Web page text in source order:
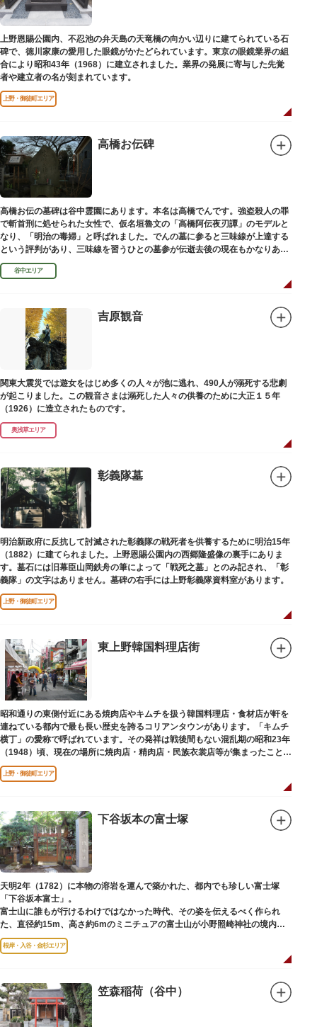
上野恩賜公園内、不忍池の弁天島の天竜橋の向かい辺りに建てられている石
碑で、徳川家康の愛用した眼鏡がかたどられています。東京の眼鏡業界の組
合により昭和43年（1968）に建立されました。業界の発展に寄与した先覚
者や建立者の名が刻まれています。
上野・御徒町エリア
高橋お伝碑
高橋お伝の墓碑は谷中霊園にあります。本名は高橋でんです。強盗殺人の罪
で斬首刑に処せられた女性で、仮名垣魯文の「高橋阿伝夜刃譚」のモデルと
なり、「明治の毒婦」と呼ばれました。でんの墓に参ると三味線が上達する
という評判があり、三味線を習うひとの墓参が伝逝去後の現在もかなりある
といわれています。
谷中エリア
吉原観音
関東大震災では遊女をはじめ多くの人々が池に逃れ、490人が溺死する悲劇
が起こりました。この観音さまは溺死した人々の供養のために大正１５年
（1926）に造立されたものです。
奥浅草エリア
彰義隊墓
明治新政府に反抗して討滅された彰義隊の戦死者を供養するために明治15年
（1882）に建てられました。上野恩賜公園内の西郷隆盛像の裏手にありま
す。墓石には旧幕臣山岡鉄舟の筆によって「戦死之墓」とのみ記され、「彰
義隊」の文字はありません。墓碑の右手には上野彰義隊資料室があります。
上野・御徒町エリア
東上野韓国料理店街
昭和通りの東側付近にある焼肉店やキムチを扱う韓国料理店・食材店が軒を
連ねている都内で最も長い歴史を誇るコリアンタウンがあります。「キムチ
横丁」の愛称で呼ばれています。その発祥は戦後間もない混乱期の昭和23年
（1948）頃、現在の場所に焼肉店・精肉店・民族衣裳店等が集まったことに
端を発しています。
上野・御徒町エリア
下谷坂本の富士塚
天明2年（1782）に本物の溶岩を運んで築かれた、都内でも珍しい富士塚
「下谷坂本富士」。
富士山に誰もが行けるわけではなかった時代、その姿を伝えるべく作られ
た、直径約15m、高さ約6mのミニチュアの富士山が小野照崎神社の境内に
あります。
一合目から順に十合目まで記されており、南無妙法と書かれた石碑や修験道
形民俗文化財に指定されています。
富士山に合わせて、お山開きが行われ、6月30日と1日には富士塚に登ること
ができます。
根岸・入谷・金杉エリア
笠森稲荷（谷中）